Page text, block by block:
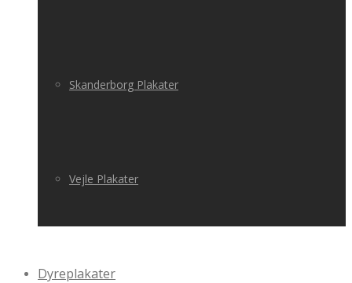
Skanderborg Plakater
Vejle Plakater
Dyreplakater